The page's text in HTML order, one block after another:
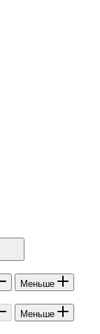
Меньше
Меньше